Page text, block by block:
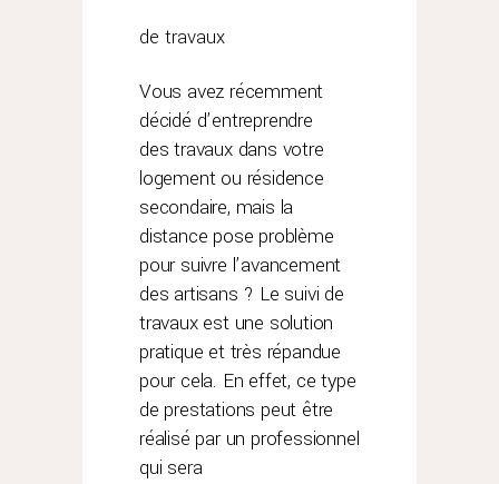
de travaux
Vous avez récemment
décidé d’entreprendre
des travaux dans votre
logement ou résidence
secondaire, mais la
distance pose problème
pour suivre l’avancement
des artisans ? Le suivi de
travaux est une solution
pratique et très répandue
pour cela. En effet, ce type
de prestations peut être
réalisé par un professionnel
qui sera